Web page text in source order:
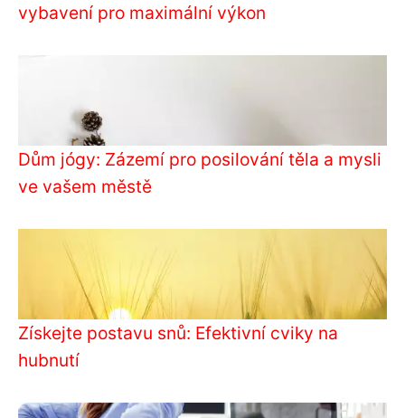
vybavení pro maximální výkon
Dům jógy: Zázemí pro posilování těla a mysli
ve vašem městě
Získejte postavu snů: Efektivní cviky na
hubnutí